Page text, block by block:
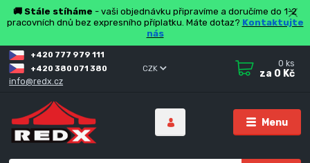
🚚 Stále stíháme - vaši objednávku připravíme a doručíme do 1-2
pracovních dnů bez expresního příplatku. Máte dotaz? Kontaktujte
nás
Menu
CZK
+420 777 979 111
+420 380 071 380
info@redx.cz
0 ks
za 0 Kč